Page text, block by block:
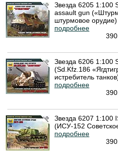
Звезда 6205 1:100
assault gun
штурмовое орудие)
подробнее
Звезда 6206 1:100
(Sd.Kfz.186
истребитель
подробнее
Звезда 6207 1:100
(ИСУ-152
подробнее